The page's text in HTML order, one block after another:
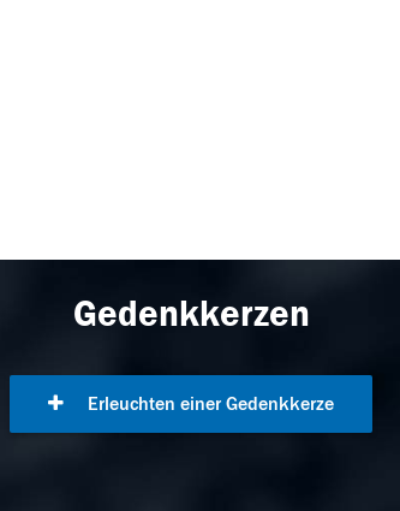
Gedenkkerzen
Erleuchten einer Gedenkkerze